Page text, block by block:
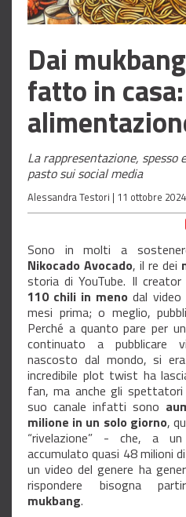
Dai
fatto in
La rappresentazione, spesso
pasto sui social media
Alessandra Testori | 11 ottobre 2024
Sono in molti a
Nikocado Avocado, il re dei
storia di YouTube. Il
110 chili in meno dal
mesi prima; o meglio,
Perché a quanto pare per
continuato a pubblicare
nascosto dal mondo, si
incredibile plot twist ha
fan, ma anche gli spettatori
suo canale infatti sono
milione in un solo giorno,
“rivelazione” - che, a
accumulato quasi 48 milioni
un video del genere ha
rispondere bisogna
mukbang.